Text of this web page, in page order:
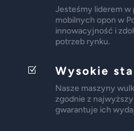
Jesteśmy liderem
mobilnych opon w
innowacyjność i
potrzeb rynku.
Z Wysokie
Nasze maszyny
zgodnie z
gwarantuje ich